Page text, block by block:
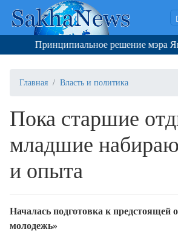
Принципиальное решение мэра
Главная Власть и политика
Пока старшие
младшие
и опыта
Началась подготовка к предстоящей
молодежь»